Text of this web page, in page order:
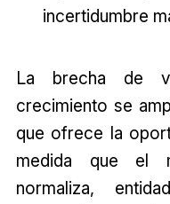
incertidumbre
La brecha de
crecimiento se
que ofrece la
medida que el
normaliza,